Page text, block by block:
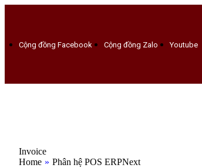
Cộng đồng Facebook Cộng đồng Zalo Youtube
Invoice
Home » Phân hệ POS ERPNext